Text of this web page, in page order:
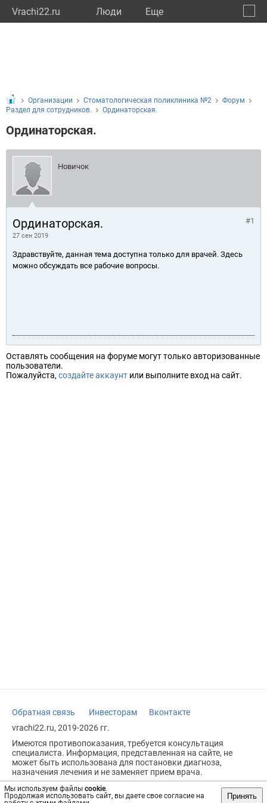
Vrachi22.ru Люди Eще
Мы используем файлы cookie.
Продолжая использовать сайт, вы даете свое согласие на
Принять
Организации Стоматологическая поликлиника №2
Форум
Раздел для сотрудников.
Ординаторская.
Ординаторская.
Новичок
Ординаторская.
27 сен 2019
#1
Здравствуйте, данная тема доступна только для врачей. Здесь
можно обсуждать все рабочие вопросы.
Оставлять сообщения на форуме могут только авторизованные
пользователи.
Пожалуйста, создайте аккаунт или выполните вход на сайт.
Обратная связь Инвесторам
Вконтакте
vrachi22.ru, 2019-2026 гг.
Имеются противопоказания, требуется консультация
специалиста. Информация, представленная на сайте, не
может быть использована для постановки диагноза,
назначения лечения и не заменяет прием врача.
Возрастное ограничение: 18+